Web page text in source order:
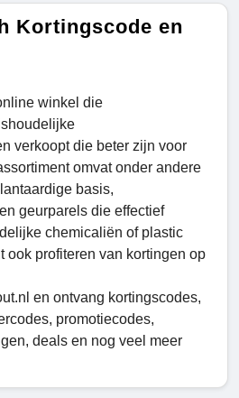
Kortingscode en
winkel die
verkoopt die beter zijn voor
omvat onder andere
basis,
geurparels die effectief
chemicaliën of plastic
ook profiteren van kortingen op
en ontvang kortingscodes,
promotiecodes,
deals en nog veel meer